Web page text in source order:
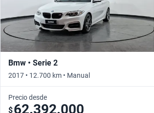
Bmw • Serie 2
2017 • 12.700 km • Manual
Precio desde
$62.392.000